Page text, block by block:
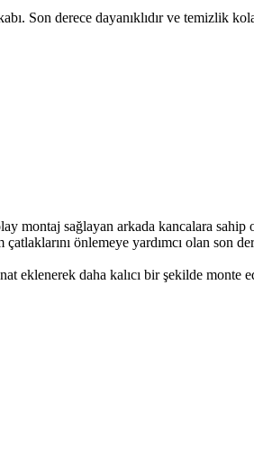
Son derece dayanıklıdır ve temizlik
montaj sağlayan arkada kancalara
önlemeye yardımcı olan son
eklenerek daha kalıcı bir şekilde monte